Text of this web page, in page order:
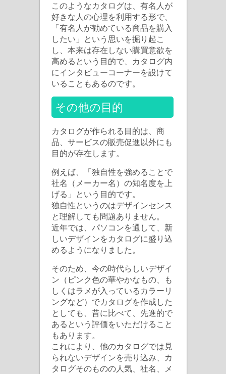
このようなカタログは、有名人が
好きな人の心理を利用する形で、
「有名人が勧めている商品を購入
したい」という思いを掘り起こ
し、本来は存在しない購買意欲を
高めるという目的で、カタログ内
にインタビューコーナーを設けて
いることもあるのです。
その他の目的
カタログが作られる目的は、商
品、サービスの販売促進以外にも
目的が存在します。
例えば、「独自性を強めることで
社名（メーカー名）の知名度を上
げる」という目的です。
独自性というのはデザインセンス
と理解しても問題ありません。
近年では、パソコンを通して、新
しいデザインをカタログに盛り込
めるようになりました。
そのため、今の時代らしいデザイ
ン（ピンク色の華やかなもの、も
しくはラメが入っているカラーリ
ングなど）でカタログを作成した
としても、昔に比べて、先進的で
あるという評価をいただけること
もあります。
これにより、他のカタログでは見
られないデザインを売り込み、カ
タログそのものの人気、社名、メ